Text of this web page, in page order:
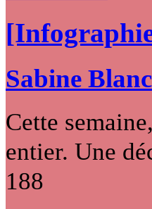
Sabine Blanc
Cette
entier. Une
188